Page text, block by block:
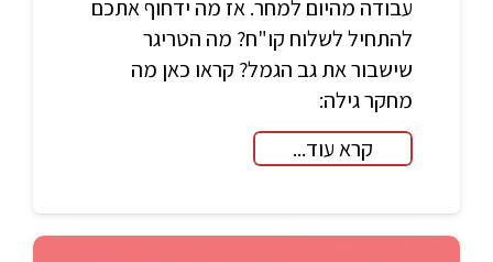
עבודה מהיום למחר. אז מה ידחוף אתכם
להתחיל לשלוח קו"ח? מה הטריגר
שישבור את גב הגמל? קראו כאן מה
מחקר גילה:
קרא עוד...